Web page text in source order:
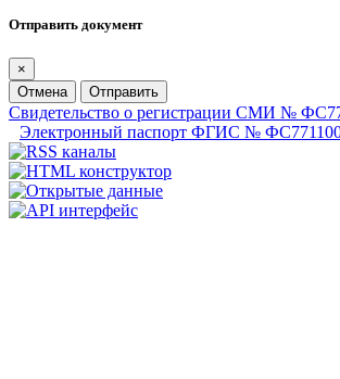
Отправить документ
×
Отмена
Отправить
Свидетельство о регистрации СМИ №
Электронный паспорт ФГИС №